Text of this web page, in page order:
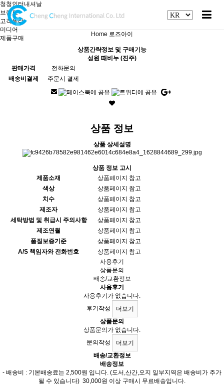
청청인터내셔날
브랜드
고객센터
미디어
제품구매
Home 로즈아이
상품간략정보 및 구매기능
성원 때비누 (진주)
판매가격
전화문의
배송비결제
주문시 결제
상품 정보
상품 상세설명
상품 정보 고시
제품소재
상품페이지 참고
색상
상품페이지 참고
치수
상품페이지 참고
제조자
상품페이지 참고
세탁방법 및 취급시 주의사항
상품페이지 참고
제조연월
상품페이지 참고
품질보증기준
상품페이지 참고
A/S 책임자와 전화번호
상품페이지 참고
사용후기
상품문의
배송/교환정보
사용후기
사용후기가 없습니다.
후기작성
더보기
상품문의
상품문의가 없습니다.
문의작성
더보기
배송/교환정보
배송정보
- 배송비 : 기본배송료는 2,500원 입니다. (도서,산간,오지 일부지역은 배송비가 추가
될 수 있습니다) 30,000원 이상 구매시 무료배송입니다.